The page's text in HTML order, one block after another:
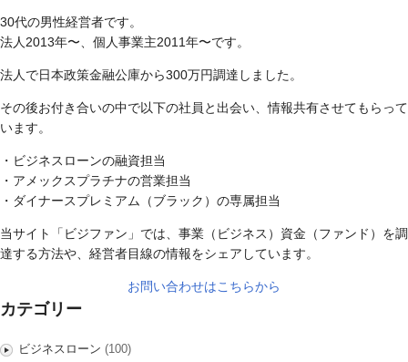
30代の男性経営者です。
法人2013年〜、個人事業主2011年〜です。
法人で日本政策金融公庫から300万円調達しました。
その後お付き合いの中で以下の社員と出会い、情報共有させてもらって
います。
・ビジネスローンの融資担当
・アメックスプラチナの営業担当
・ダイナースプレミアム（ブラック）の専属担当
当サイト「ビジファン」では、事業（ビジネス）資金（ファンド）を調
達する方法や、経営者目線の情報をシェアしています。
お問い合わせはこちらから
カテゴリー
ビジネスローン (100)